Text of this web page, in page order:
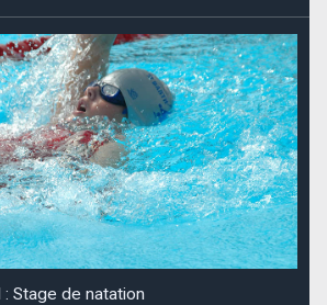
Stage de natation